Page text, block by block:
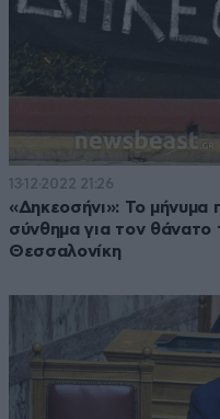
13·12·2022 21:26
«Δηκεοσήνι»: Το
σύνθημα για τον
Θεσσαλονίκη